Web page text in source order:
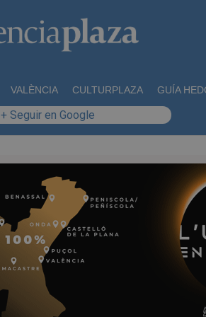
VALÈNCIA CULTURPLAZA GUÍA
+ Seguir en Google